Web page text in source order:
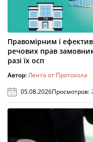
Правомірним і
речових прав
разі їх осп
Автор:Лента от Протокола
05.08.2026Просмотров: